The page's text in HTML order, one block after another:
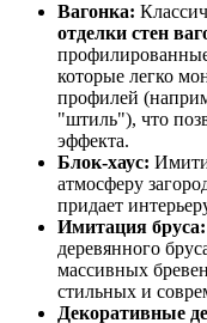
Вагонка:
отделки стен
которые легко
профилей
"штиль"), что
эффекта.
Блок-хаус:
атмосферу
придает
Имитация бруса:
деревянного
массивных
стильных и
Декоративные